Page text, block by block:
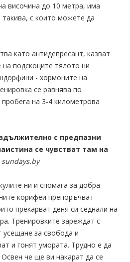
височина до 10 метра, има
с които можете да
като антидепресант, казват
подскоците тялото ни
- хормоните на
се равнява по
на 3-4 километрова
с предпазни
се чувстват там на
ни и спомага за добра
корифеи препоръчват
прекарват деня си седнали на
Тренировките зареждат с
усещане за свобода и
и гонят умората. Трудно е да
че ще ви накарат да се